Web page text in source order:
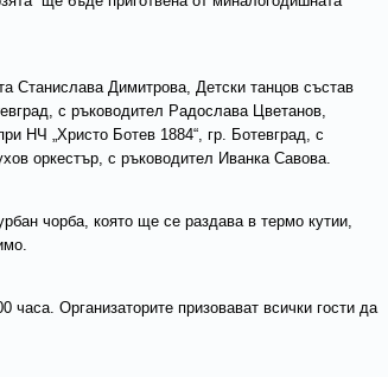
Станислава Димитрова, Детски танцов състав
с ръководител Радослава Цветанов,
НЧ „Христо Ботев 1884“, гр. Ботевград, с
оркестър, с ръководител Иванка Савова.
чорба, която ще се раздава в термо кутии,
Организаторите призовават всички гости да